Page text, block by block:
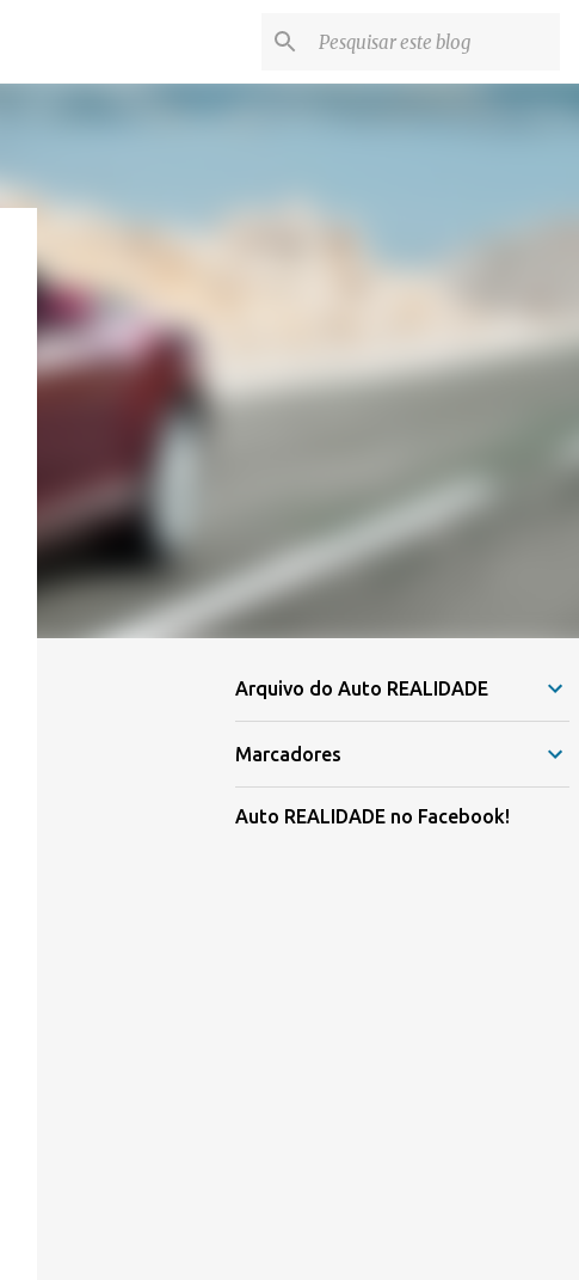
Arquivo do Auto REALIDADE
Marcadores
Auto REALIDADE no Facebook!